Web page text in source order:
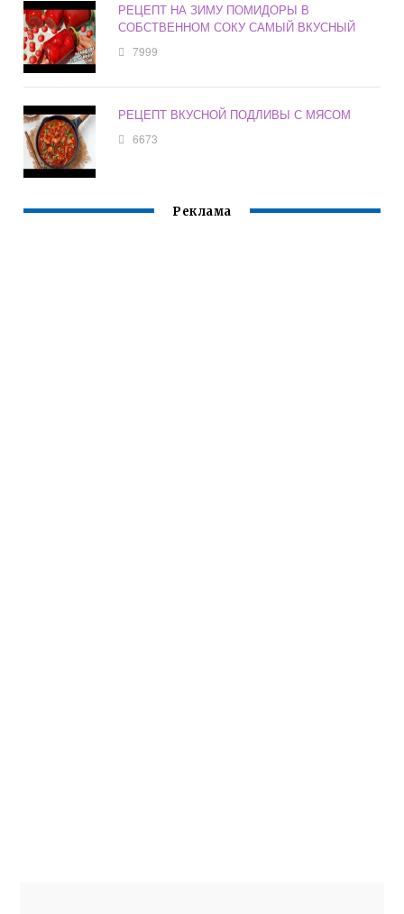
РЕЦЕПТ НА ЗИМУ ПОМИДОРЫ В
СОБСТВЕННОМ СОКУ САМЫЙ ВКУСНЫЙ
7999
РЕЦЕПТ ВКУСНОЙ ПОДЛИВЫ С МЯСОМ
6673
Реклама